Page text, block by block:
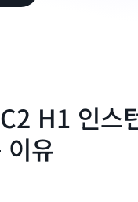
H1 인스
이유